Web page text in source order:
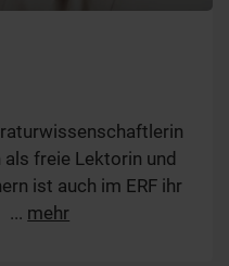
freie Lektorin und
ist auch im ERF ihr
hier vor allem dem
... mehr